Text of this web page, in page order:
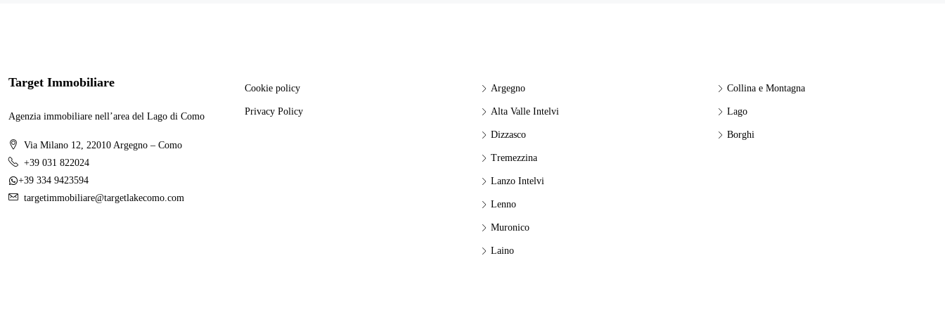
Target Immobiliare
Agenzia immobiliare nell’area del Lago di Como
Via Milano 12, 22010 Argegno – Como
+39 031 822024
+39 334 9423594
targetimmobiliare@targetlakecomo.com
Cookie policy
Privacy Policy
Argegno
Alta Valle Intelvi
Dizzasco
Tremezzina
Lanzo Intelvi
Lenno
Muronico
Laino
Collina e Montagna
Lago
Borghi